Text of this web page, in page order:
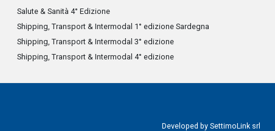
Salute & Sanità 4° Edizione
Shipping, Transport & Intermodal 1° edizione Sardegna
Shipping, Transport & Intermodal 3° edizione
Shipping, Transport & Intermodal 4° edizione
Developed by SettimoLink srl